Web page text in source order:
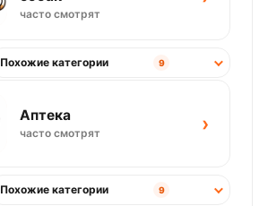
часто смотрят
Похожие категории 9
Аптека
часто смотрят ›
Похожие категории 9